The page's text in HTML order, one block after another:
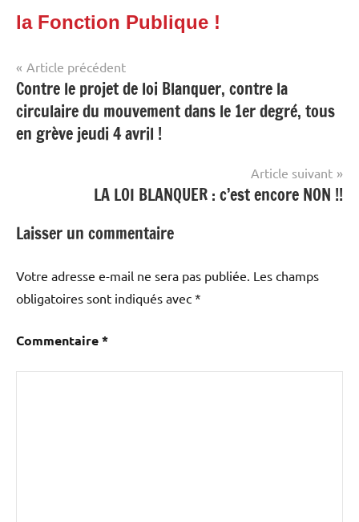
la Fonction Publique !
Étiqueté
avec
calendrier
mouvement
Années
précédentes
Navigation
de
l’article
Article précédent
Contre le projet de loi Blanquer, contre la
circulaire du mouvement dans le 1er degré, tous
en grève jeudi 4 avril !
Article suivant
LA LOI BLANQUER : c’est encore NON !!
Laisser un commentaire
Votre adresse e-mail ne sera pas publiée. Les champs
obligatoires sont indiqués avec *
Commentaire*